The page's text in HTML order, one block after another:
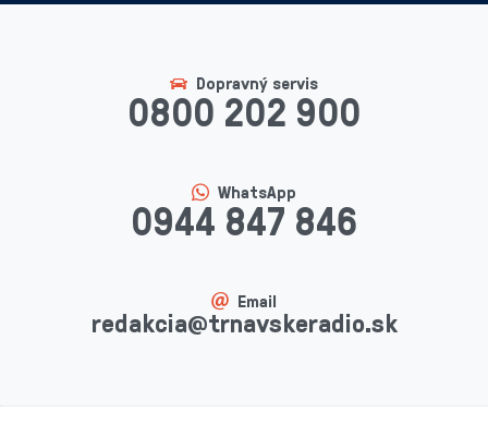
Dopravný servis
0800 202 900
WhatsApp
0944 847 846
Email
redakcia@trnavskeradio.sk